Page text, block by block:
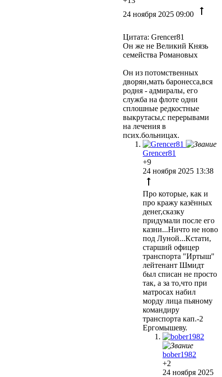
24 ноября 2025 09:00
Цитата: Grencer81
Он же не Великий Князь
семейства Романовых
Он из потомственных
дворян,мать баронесса,вся
родня - адмиралы, его
служба на флоте одни
сплошные редкостные
выкрутасы,с перерывами
на лечения в
псих.больницах.
Grencer81
+9
24 ноября 2025 13:38
Про которые, как и
про кражу казённых
денег,сказку
придумали после его
казни...Ничто не ново
под Луной...Кстати,
старший офицер
транспорта "Иртыш"
лейтенант Шмидт
был списан не просто
так, а за то,что при
матросах набил
морду лица пьяному
командиру
транспорта кап.-2
Ергомышеву.
bober1982
+2
24 ноября 2025